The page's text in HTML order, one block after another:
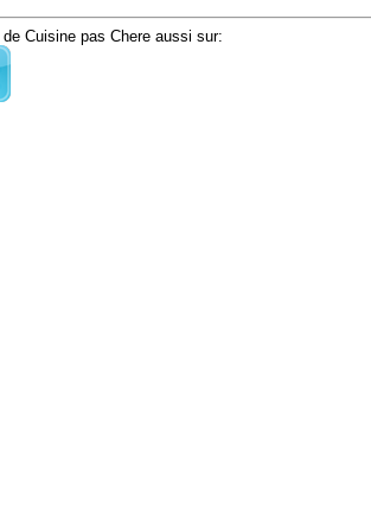
Cuisine pas Chere aussi sur: